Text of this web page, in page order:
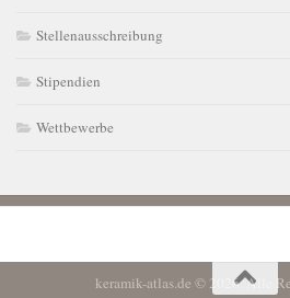
Stellenausschreibung
Stipendien
Wettbewerbe
keramik-atlas.de © 2026. Alle